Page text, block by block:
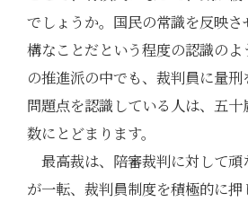
でしょうか。国民の常識を反映
構なことだという程度の認識の
の推進派の中でも、裁判員に量
問題点を認識している人は、五
数にとどまります。
最高裁は、陪審裁判に対して
が一転、裁判員制度を積極的に